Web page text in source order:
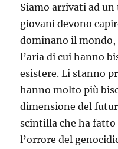
Siamo arrivati ad
giovani devono
dominano il
l’aria di cui hanno
esistere. Li stanno
hanno molto più
dimensione del
scintilla che ha fatto
l’orrore del